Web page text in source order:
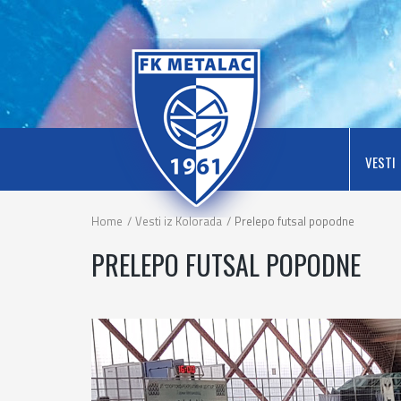
VESTI
Home Vesti iz Kolorada Prelepo futsal popodne
PRELEPO FUTSAL POPODNE